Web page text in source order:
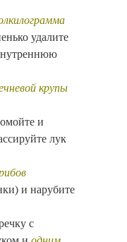
удалите
крупы
и
лук
и нарубите
с